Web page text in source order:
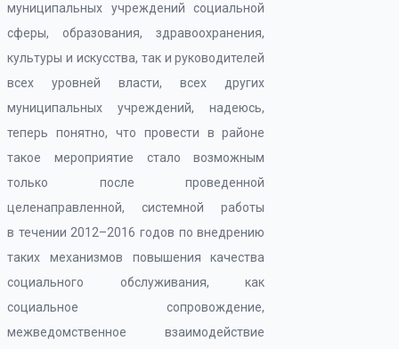
муниципальных учреждений социальной
сферы, образования, здравоохранения,
культуры и искусства, так и руководителей
всех уровней власти, всех других
муниципальных учреждений, надеюсь,
теперь понятно, что провести в районе
такое мероприятие стало возможным
только после проведенной
целенаправленной, системной работы
в течении 2012–2016 годов по внедрению
таких механизмов повышения качества
социального обслуживания, как
социальное сопровождение,
межведомственное взаимодействие